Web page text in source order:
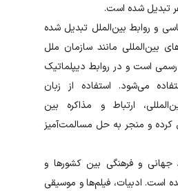
شده است.
و روابط بین‌الملل تبدیل شده
بین‌المللی مانند سازمان ملل
است و در روابط دیپلماتیک
می‌شود. استفاده از زبان
ارتباط و مذاکره بین
و منجر به حل مسالمت‌آمیز
و فرهنگی بین کشورها و
است. ادبیات، فیلم‌ها و موسیقی